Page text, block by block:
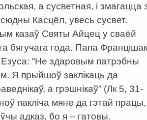
а сусветная, і змагацца
Касцёл, увесь сусвет.
казаў Святы Айцец у сваёй
бягучага года. Папа Францішак
“Не здаровым патрэбны
Я прыйшоў заклікаць да
а грэшнікаў” (Лк 5, 31-
пакліча мяне да гэтай працы,
адказ, бо я – гатовы.